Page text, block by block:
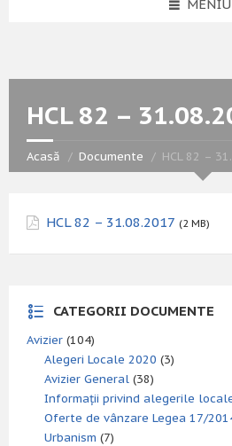
MENIU
HCL 82 –
Acasă Documente HCL 82 –
HCL 82 – 31.08.2017 (2 MB)
CATEGORII DOCUMENTE
Avizier (104)
Alegeri Locale 2020 (3)
Avizier General (38)
Informații privind alegerile
Oferte de vânzare Legea 17/
Urbanism (7)